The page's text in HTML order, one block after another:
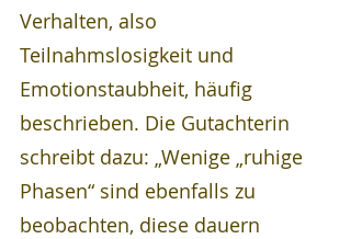
Verhalten, also
Teilnahmslosigkeit und
Emotionstaubheit, häufig
beschrieben. Die Gutachterin
schreibt dazu: „Wenige „ruhige
Phasen“ sind ebenfalls zu
beobachten, diese dauern